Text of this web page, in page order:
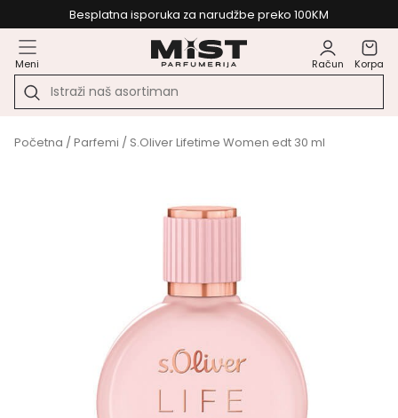
Besplatna isporuka za narudžbe preko 100KM
Meni Račun Korpa
Početna /Parfemi / S.Oliver Lifetime Women edt 30 ml